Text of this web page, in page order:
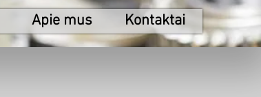
Apie mus Kontaktai